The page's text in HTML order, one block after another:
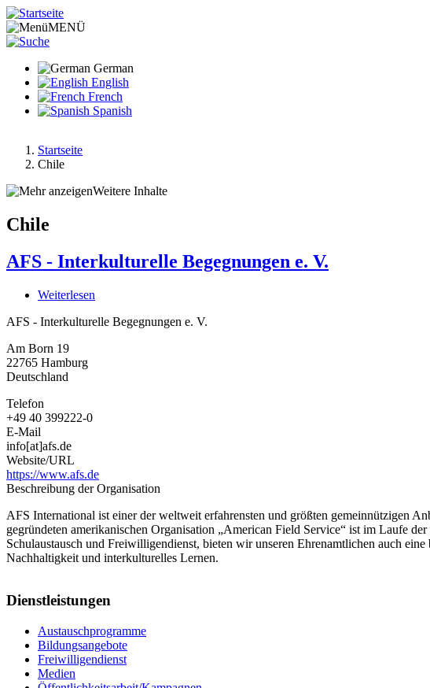
Direkt
zum
Inhalt
MENÜ
German
English
French
Spanish
Pfadnavigation
Startseite
Chile
Weitere Inhalte
Chile
AFS - Interkulturelle Begegnungen e. V.
Weiterlesen
-
AFS - Interkulturelle Begegnungen e. V.
Am Born 19
22765 Hamburg
Deutschland
Telefon
+49 40 399222-0
E-Mail
info[at]afs.de
Website/URL
https://www.afs.de
Beschreibung der Organisation
AFS International ist einer der weltweit erfahrensten und größten gemeinnützigen
gegründeten amerikanischen Organisation „American Field Service“ ist im Laufe
Schulaustausch und Freiwilligendienst, bieten wir unseren Ehrenamtlichen auch
Nachhaltigkeit und interkulturelles Lernen.
Dienstleistungen
Austauschprogramme
Bildungsangebote
Freiwilligendienst
Medien